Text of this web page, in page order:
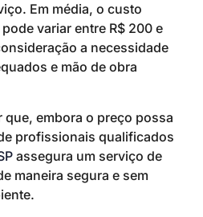
Em média, o custo
variar entre R$ 200 e
a necessidade
e mão de obra
que, embora o preço possa
profissionais qualificados
assegura um serviço de
maneira segura e sem